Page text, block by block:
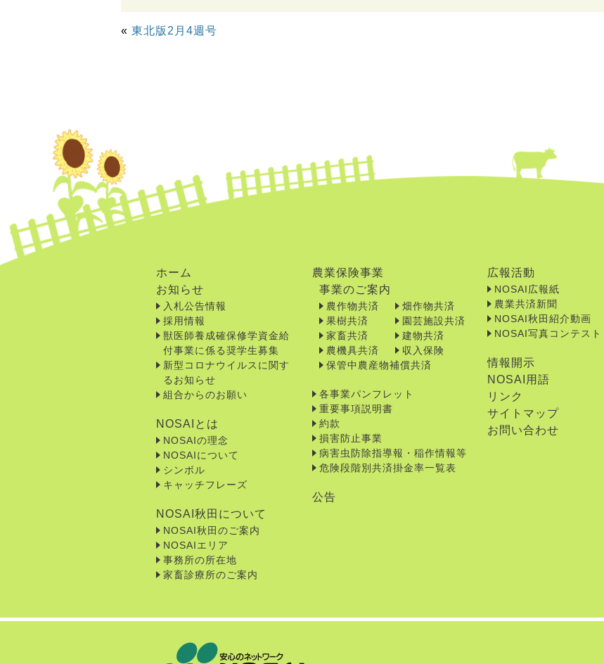
« 東北版2月4週号
ホーム
お知らせ
入札公告情報
採用情報
獣医師養成確保修学資金給
付事業に係る奨学生募集
新型コロナウイルスに関す
るお知らせ
組合からのお願い
NOSAIとは
NOSAIの理念
NOSAIについて
シンボル
キャッチフレーズ
NOSAI秋田について
NOSAI秋田のご案内
NOSAIエリア
事務所の所在地
家畜診療所のご案内
農業保険事業
事業のご案内
農作物共済
畑作物共済
果樹共済
園芸施設共済
家畜共済
建物共済
農機具共済
収入保険
保管中農産物補償共済
各事業パンフレット
重要事項説明書
約款
損害防止事業
病害虫防除指導報・稲作情報等
危険段階別共済掛金率一覧表
公告
広報活動
NOSAI広報紙
農業共済新聞
NOSAI秋田紹介動画
NOSAI写真コンテスト
情報開示
NOSAI用語
リンク
サイトマップ
お問い合わせ